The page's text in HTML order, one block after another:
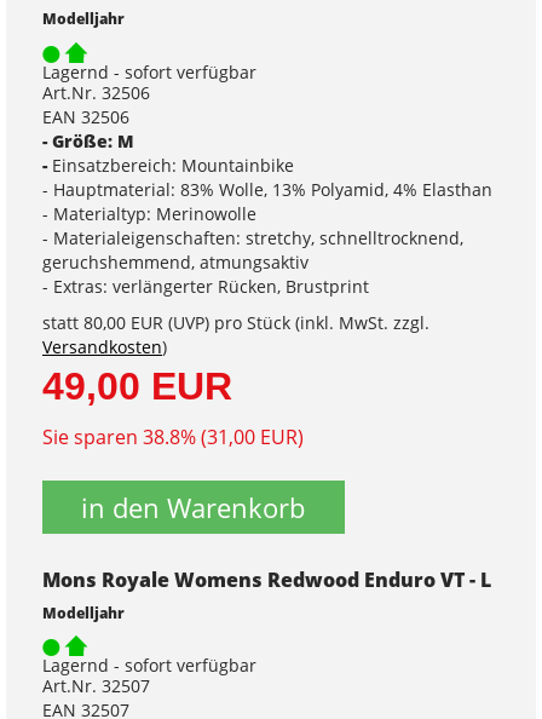
Modelljahr
Lagernd - sofort verfügbar
Art.Nr. 32506
EAN 32506
- Größe: M
- Einsatzbereich: Mountainbike
- Hauptmaterial: 83% Wolle, 13% Polyamid, 4% Elasthan
- Materialtyp: Merinowolle
- Materialeigenschaften: stretchy, schnelltrocknend,
geruchshemmend, atmungsaktiv
- Extras: verlängerter Rücken, Brustprint
statt 80,00 EUR (UVP) pro Stück (inkl. MwSt. zzgl.
Versandkosten)
49,00 EUR
Sie sparen 38.8% (31,00 EUR)
in den Warenkorb
Mons Royale Womens Redwood Enduro VT - L
Modelljahr
Lagernd - sofort verfügbar
Art.Nr. 32507
EAN 32507